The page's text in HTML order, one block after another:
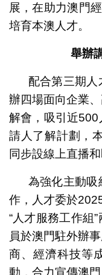
展，在助力澳門
培育本澳人才。
舉辦
配合第三期
辦四場面向企業
解會，吸引近500
請人了解計劃，
同步設線上直播
為強化主動吸
作，人才委於
“人才服務工作組
員於澳門駐外辦
商、經濟科技等
動，合力宣傳澳